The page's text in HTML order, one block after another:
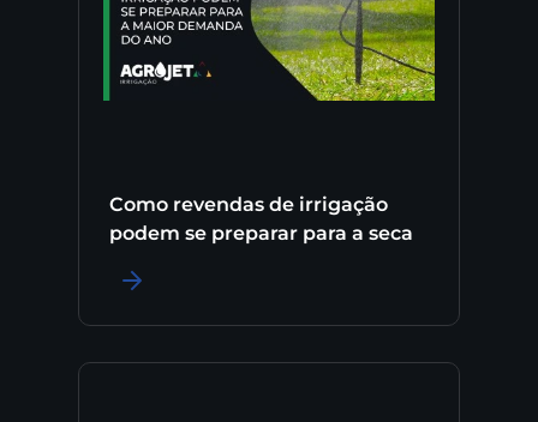
Como revendas de irrigação
podem se preparar para a seca